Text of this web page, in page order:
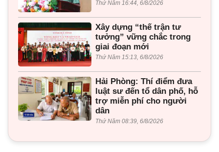
Thứ Năm 16:44, 6/8/2026
Xây dựng “thế trận tư
tưởng” vững chắc trong
giai đoạn mới
Thứ Năm 15:13, 6/8/2026
Hải Phòng: Thí điểm đưa
luật sư đến tổ dân phố, hỗ
trợ miễn phí cho người
dân
Thứ Năm 08:39, 6/8/2026